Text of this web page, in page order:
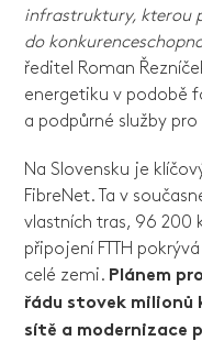
infrastruktury, kterou
do
ředitel Roman
energetiku v podobě
a podpůrné služby pro
Na Slovensku je
FibreNet. Ta v
vlastních tras, 96 200
připojení FTTH
celé zemi. Plánem
řádu stovek milionů
sítě a modernizace